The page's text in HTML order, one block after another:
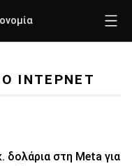
ΙΝΤΕΡΝΕΤ
δολάρια στη Meta για